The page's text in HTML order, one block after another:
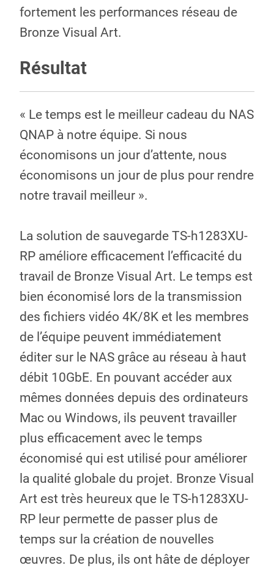
fortement les performances réseau de
Bronze Visual Art.
Résultat
« Le temps est le meilleur cadeau du NAS
QNAP à notre équipe. Si nous
économisons un jour d’attente, nous
économisons un jour de plus pour rendre
notre travail meilleur ».
La solution de sauvegarde TS-h1283XU-
RP améliore efficacement l’efficacité du
travail de Bronze Visual Art. Le temps est
bien économisé lors de la transmission
des fichiers vidéo 4K/8K et les membres
de l’équipe peuvent immédiatement
éditer sur le NAS grâce au réseau à haut
débit 10GbE. En pouvant accéder aux
mêmes données depuis des ordinateurs
Mac ou Windows, ils peuvent travailler
plus efficacement avec le temps
économisé qui est utilisé pour améliorer
la qualité globale du projet. Bronze Visual
Art est très heureux que le TS-h1283XU-
RP leur permette de passer plus de
temps sur la création de nouvelles
œuvres. De plus, ils ont hâte de déployer